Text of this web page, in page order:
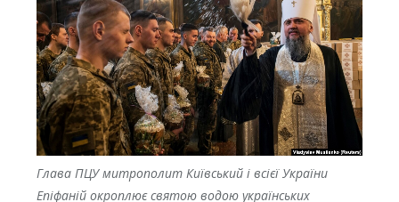
Глава ПЦУ митрополит Київський і всієї України
Епіфаній окроплює святою водою українських